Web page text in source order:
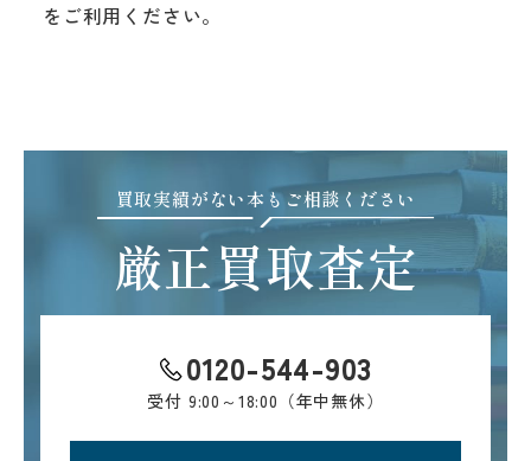
をご利用ください。
買取実績がない本もご相談ください
厳正買取査定
0120-544-903
受付 9:00～18:00（年中無休）